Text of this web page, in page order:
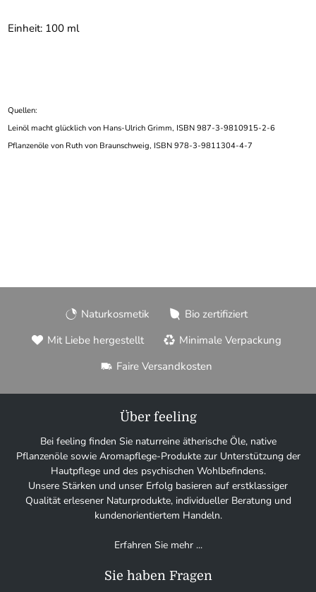
Einheit: 100 ml
Quellen:
Leinöl macht glücklich von Hans-Ulrich Grimm, ISBN 987-3-9810915-2-6
Pflanzenöle von Ruth von Braunschweig, ISBN 978-3-9811304-4-7
Naturkosmetik
Bio zertifiziert
Mit Liebe hergestellt
Minimale Verpackung
Faire Versandkosten
Über feeling
Bei feeling finden Sie naturreine ätherische Öle, native
Pflanzenöle sowie Aromapflege-Produkte zur Unterstützung der
Hautpflege und des psychischen Wohlbefindens.
Unsere Stärken und unser Erfolg basieren auf erstklassiger
Qualität erlesener Naturprodukte, individueller Beratung und
kundenorientiertem Handeln.
Erfahren Sie mehr ...
Sie haben Fragen